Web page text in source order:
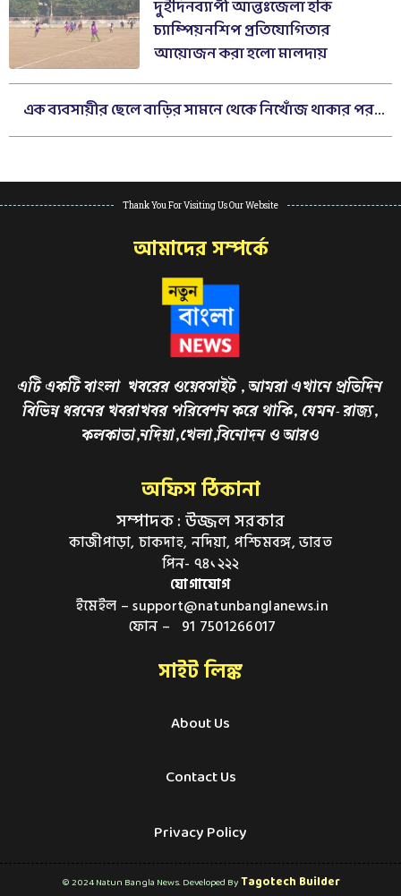
দুইদিনব্যাপী আন্তঃজেলা হকি
চ্যাম্পিয়নশিপ প্রতিযোগিতার
আয়োজন করা হলো মালদায়
এক ব্যবসায়ীর ছেলে বাড়ির সামনে থেকে নিখোঁজ থাকার পর...
Thank You For Visiting Us Our Website
আমাদের সম্পর্কে
এটি একটি বাংলা খবরের ওয়েবসাইট , আমরা এখানে প্রতিদিন
বিভিন্ন ধরনের খবরাখবর পরিবেশন করে থাকি, যেমন- রাজ্য,
কলকাতা,নদিয়া,খেলা,বিনোদন ও আরও
অফিস ঠিকানা
সম্পাদক : উজ্জল সরকার
কাজীপাড়া, চাকদাহ, নদিয়া, পশ্চিমবঙ্গ, ভারত
পিন- ৭৪১২২২
যোগাযোগ
ইমেইল – support@natunbanglanews.in
ফোন – 91 7501266017
সাইট লিঙ্ক
About Us
Contact Us
Privacy Policy
© 2024 Natun Bangla News. Developed ByTagotech Builder